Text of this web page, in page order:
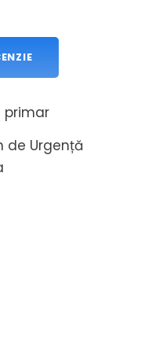
primar
de Urgență